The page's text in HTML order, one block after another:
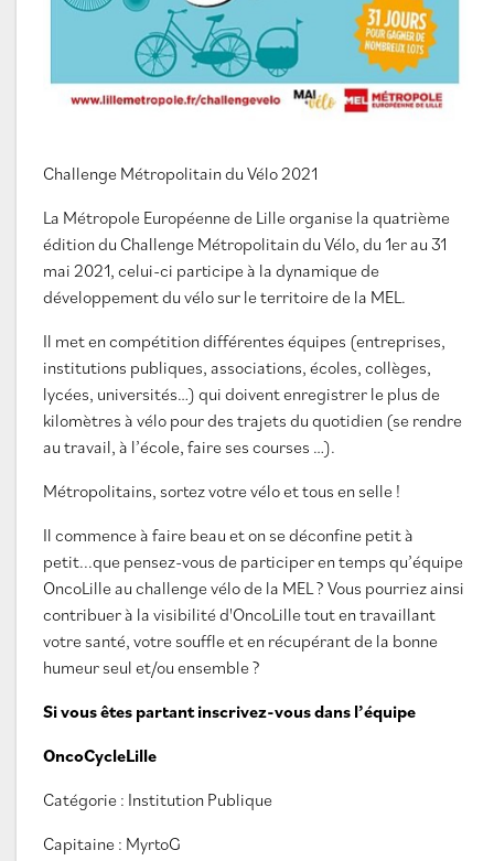
Challenge Métropolitain du Vélo 2021
La Métropole Européenne de Lille organise la quatrième
édition du Challenge Métropolitain du Vélo, du 1er au 31
mai 2021, celui-ci participe à la dynamique de
développement du vélo sur le territoire de la MEL.
Il met en compétition différentes équipes (entreprises,
institutions publiques, associations, écoles, collèges,
lycées, universités…) qui doivent enregistrer le plus de
kilomètres à vélo pour des trajets du quotidien (se rendre
au travail, à l’école, faire ses courses …).
Métropolitains, sortez votre vélo et tous en selle !
Il commence à faire beau et on se déconfine petit à
petit...que pensez-vous de participer en temps qu’équipe
OncoLille au challenge vélo de la MEL ? Vous pourriez ainsi
contribuer à la visibilité d'OncoLille tout en travaillant
votre santé, votre souffle et en récupérant de la bonne
humeur seul et/ou ensemble ?
Si vous êtes partant inscrivez-vous dans l’équipe
OncoCycleLille
Catégorie : Institution Publique
Capitaine : MyrtoG